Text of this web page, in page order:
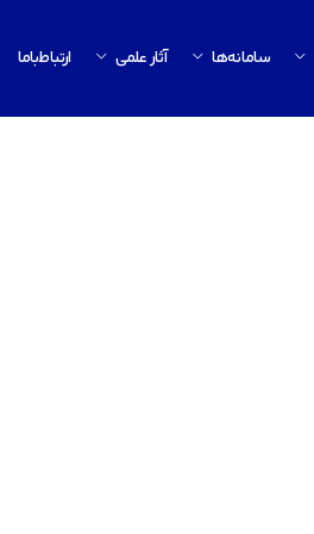
سامانه‌ها آثار علمی ارتباط‌باما